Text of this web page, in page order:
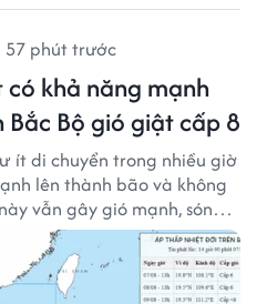
57 phút trước
khả năng mạnh
Bắc Bộ gió giật cấp 8
ít di chuyển trong nhiều giờ
lên thành bão và không
vẫn gây gió mạnh, sóng